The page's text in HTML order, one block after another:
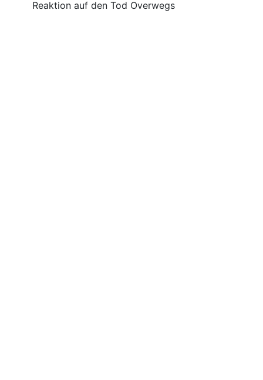
Reaktion auf den Tod Overwegs